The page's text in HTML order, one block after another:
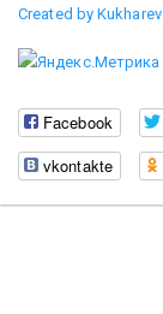
Created by Kukharev
Facebook
vkontakte